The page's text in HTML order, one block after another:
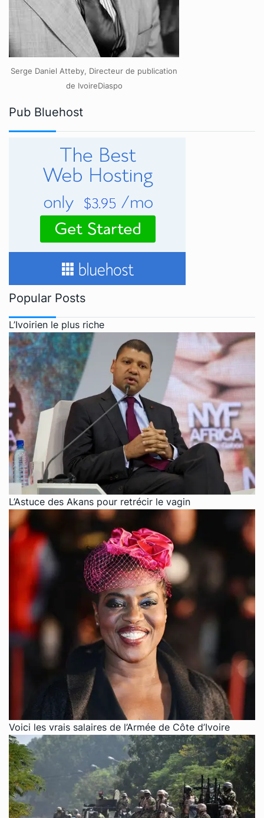
Serge Daniel Atteby, Directeur de publication
de IvoireDiaspo
Pub Bluehost
Popular Posts
L’Ivoirien le plus riche
L’Astuce des Akans pour retrécir le vagin
Voici les vrais salaires de l’Armée de Côte d’Ivoire